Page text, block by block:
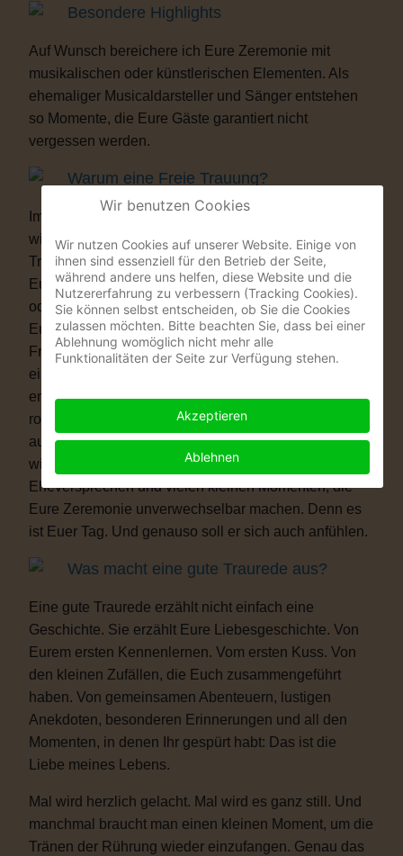
Besondere Highlights
Auf Wunsch bereichere ich Eure Zeremonie mit
musikalischen oder künstlerischen Elementen. Als
ehemaliger Musicaldarsteller und Sänger entstehen
so Momente, die Eure Gäste garantiert nicht
vergessen werden.
Warum eine Freie Trauung?
Immer mehr Paare wünschen sich eine Hochzeit, die
wirklich zu ihnen passt. Vielleicht ist eine kirchliche
Trauung nicht das Richtige für Euch. Vielleicht ist
Euch die standesamtliche Zeremonie allein zu kurz
oder zu unpersönlich. Eine Freie Trauung schenkt
Euch genau das, was Ihr Euch wünscht: völlige
Freiheit. Ob auf einer Wiese, am See, im Schloss, in
einer Scheune oder im eigenen Garten – Ihr
entscheidet, wo Ihr Euch das Ja-Wort gebt. Ob
romantisch, modern, elegant, locker, humorvoll oder
außergewöhnlich – Eure Hochzeit darf genauso sein,
wie Ihr seid. Mit persönlichen Ritualen, Eurem
Eheversprechen und vielen kleinen Momenten, die
Eure Zeremonie unverwechselbar machen. Denn es
ist Euer Tag. Und genauso soll er sich auch anfühlen.
Was macht eine gute Traurede aus?
Eine gute Traurede erzählt nicht einfach eine
Geschichte. Sie erzählt Eure Liebesgeschichte. Von
Eurem ersten Kennenlernen. Vom ersten Kuss. Von
den kleinen Zufällen, die Euch zusammengeführt
haben. Von gemeinsamen Abenteuern, lustigen
Anekdoten, besonderen Erinnerungen und all den
Momenten, in denen Ihr gespürt habt: Das ist die
Liebe meines Lebens.
Mal wird herzlich gelacht. Mal wird es ganz still. Und
manchmal braucht man einen kleinen Moment, um die
Tränen der Rührung wieder einzufangen. Genau das
Wir benutzen Cookies
Wir nutzen Cookies auf unserer Website. Einige von
ihnen sind essenziell für den Betrieb der Seite,
während andere uns helfen, diese Website und die
Nutzererfahrung zu verbessern (Tracking Cookies).
Sie können selbst entscheiden, ob Sie die Cookies
zulassen möchten. Bitte beachten Sie, dass bei einer
Ablehnung womöglich nicht mehr alle
Funktionalitäten der Seite zur Verfügung stehen.
Akzeptieren
Ablehnen